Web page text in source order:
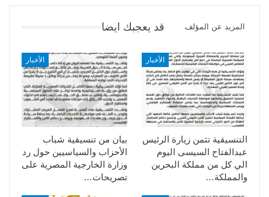
قد يعجبك ايضا المزيد عن المؤلف
الأخبار
بيان من تنسيقية شباب
الأحزاب والسياسيين حول رد
وزارة الخارجية المصرية على
تصريحات…
الأخبار
التنسيقية تثمن زيارة الرئيس
عبدالفتاح السيسى اليوم
الي كل من مملكة البحرين
والمملكة…